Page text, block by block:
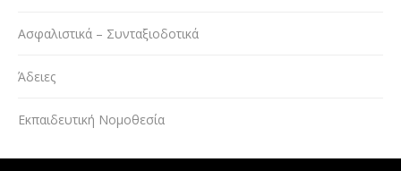
Ασφαλιστικά – Συνταξιοδοτικά
Άδειες
Εκπαιδευτική Νομοθεσία